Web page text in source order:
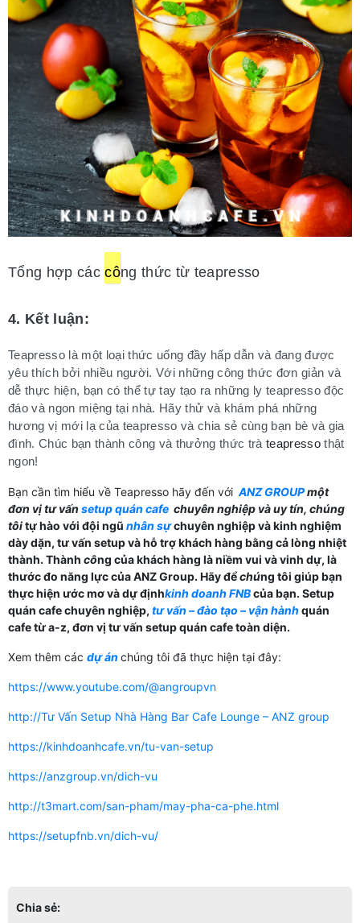
Tổng hợp cáccông thức từ teapresso
4. Kết luận:
Teapresso là một loại thức uống đầy hấp dẫn và đang được
yêu thích bởi nhiều người. Với những công thức đơn giản và
dễ thực hiện, bạn có thể tự tay tạo ra những ly teapresso độc
đáo và ngon miệng tại nhà. Hãy thử và khám phá những
hương vị mới lạ của teapresso và chia sẻ cùng bạn bè và gia
đình. Chúc bạn thành công và thưởng thức tràteapresso thật
ngon!
Bạn cần tìm hiểu về Teapresso hãy đến với ANZ GROUPmột
đơn vị tư vấn setup quán cafe chuyên nghiệp và uy tín, chúng
tôitự hào với đội ngũ nhân sựchuyên nghiệp và kinh nghiệm
dày dặn, tư vấn setup và hỗ trợ khách hàng bằng cả lòng nhiệt
thành. Thành công của khách hàng là niềm vui và vinh dự, là
thước đo năng lực của ANZ Group. Hãy đểchúng tôi giúp bạn
thực hiện ước mơ và dự địnhkinh doanh FNBcủa bạn. Setup
quán cafe chuyên nghiệp, tư vấn – đào tạo – vận hànhquán
cafe từ a-z, đơn vị tư vấn setup quán cafe toàn diện.
Xem thêm các dự án chúng tôi đã thực hiện tại đây:
https://www.youtube.com/@angroupvn
http://Tư Vấn Setup Nhà Hàng Bar Cafe Lounge – ANZ group
https://kinhdoanhcafe.vn/tu-van-setup
https://anzgroup.vn/dich-vu
http://t3mart.com/san-pham/may-pha-ca-phe.html
https://setupfnb.vn/dich-vu/
Chia sẻ: